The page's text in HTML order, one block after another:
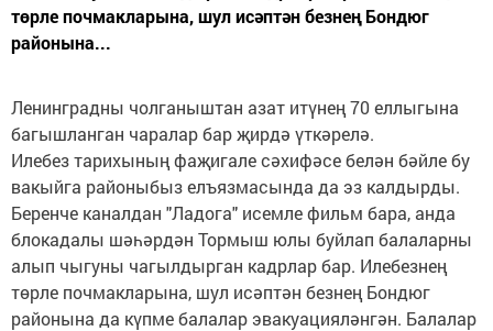
төрле почмакларына, шул исәптән безнең Бондюг
районына...
Ленинградны чолганыштан азат итүнең 70 еллыгына
багышланган чаралар бар җирдә үткәрелә.
Илебез тарихының фаҗигале сәхифәсе белән бәйле бу
вакыйга районыбыз елъязмасында да эз калдырды.
Беренче каналдан "Ладога" исемле фильм бара, анда
блокадалы шәһәрдән Тормыш юлы буйлап балаларны
алып чыгуны чагылдырган кадрлар бар. Илебезнең
төрле почмакларына, шул исәптән безнең Бондюг
районына да күпме балалар эвакуацияләнгән. Балалар